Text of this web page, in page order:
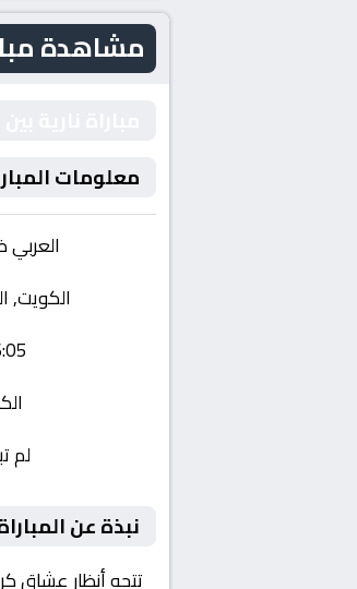
مشاهدة مباراة
معلومات
الكويت,
لم
نبذة عن
تتجه أنظار عشاق